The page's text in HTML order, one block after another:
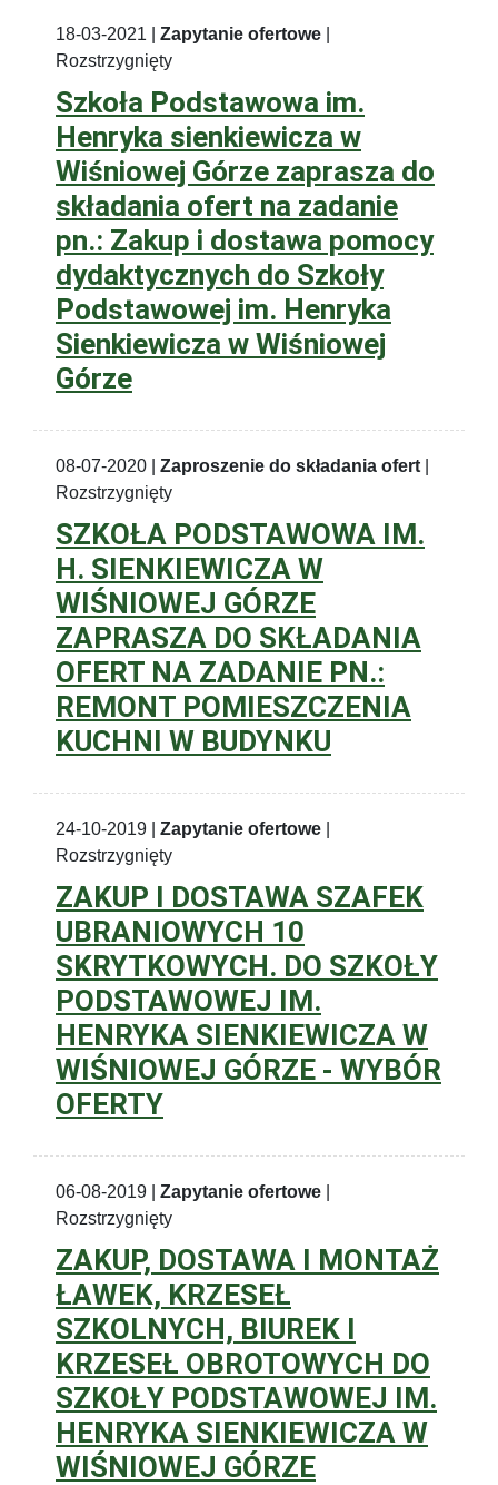
18-03-2021 | Zapytanie ofertowe
Rozstrzygnięty
Szkoła Podstawowa im.
Henryka sienkiewicza w
Wiśniowej Górze zaprasza do
składania ofert na zadanie
pn.: Zakup i dostawa pomocy
dydaktycznych do Szkoły
Podstawowej im. Henryka
Sienkiewicza w Wiśniowej
Górze
08-07-2020 | Zaproszenie do składania ofert
Rozstrzygnięty
SZKOŁA PODSTAWOWA IM.
H. SIENKIEWICZA W
WIŚNIOWEJ GÓRZE
ZAPRASZA DO SKŁADANIA
OFERT NA ZADANIE PN.:
REMONT POMIESZCZENIA
KUCHNI W BUDYNKU
24-10-2019 | Zapytanie ofertowe
Rozstrzygnięty
ZAKUP I DOSTAWA SZAFEK
UBRANIOWYCH 10
SKRYTKOWYCH. DO SZKOŁY
PODSTAWOWEJ IM.
HENRYKA SIENKIEWICZA W
WIŚNIOWEJ GÓRZE - WYBÓR
OFERTY
06-08-2019 | Zapytanie ofertowe
Rozstrzygnięty
ZAKUP, DOSTAWA I MONTAŻ
ŁAWEK, KRZESEŁ
SZKOLNYCH, BIUREK I
KRZESEŁ OBROTOWYCH DO
SZKOŁY PODSTAWOWEJ IM.
HENRYKA SIENKIEWICZA W
WIŚNIOWEJ GÓRZE